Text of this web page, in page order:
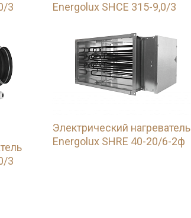
3
Energolux SHCE 315-9,0/3
3
Электрический нагреватель
Energolux SHRE 40-20/6-2ф